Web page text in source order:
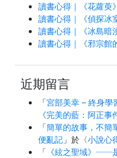
讀書心得｜《花蘿萸》
讀書心得｜《偵探冰
讀書心得｜《冰島暗
讀書心得｜《邪宗館
近期留言
「宮部美幸 – 終身學
《完美的藍：阿正事
「簡單的故事，不
便亂記 」於〈小說心
「 《絃之聖域》──